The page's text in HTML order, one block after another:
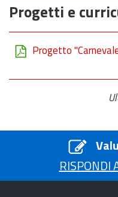
Progetti e
Progetto
RISPONDI